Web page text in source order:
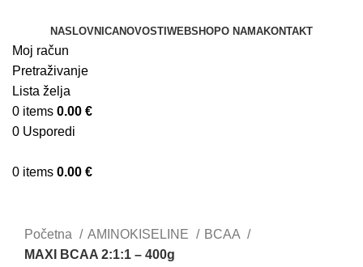
NASLOVNICANOVOSTI WEBSHOPO NAMAKONTAKT
Moj račun
Pretraživanje
Lista želja
0 items 0.00 €
0 Usporedi
0 items 0.00 €
Početna
AMINOKISELINE
BCAA
MAXI BCAA 2:1:1 – 400g